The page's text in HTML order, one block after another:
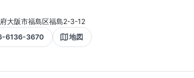
大阪市福島区福島2-3-12
6136-3670
地図